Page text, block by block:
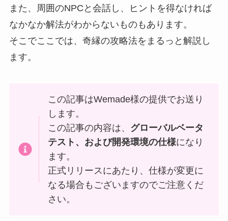
また、周囲のNPCと会話し、ヒントを得なければ
なかなか解法がわからないものもあります。
そこでここでは、奇縁の攻略法をまるっと解説し
ます。
この記事はWemade様の提供でお送り
します。
この記事の内容は、 グローバルベータ
テスト、および開発環境の仕様になり
ます。
正式リリースにあたり、仕様が変更に
なる場合もございますのでご注意くだ
さい。